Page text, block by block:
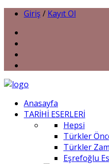
Giriş / Kayıt Ol
Anasayfa
TARİHİ ESERLERİ
Hepsi
Türkler
Türkler
Eşrefoğlu